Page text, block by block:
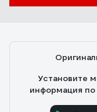
Евгений Б.
Изготовлено
Установите
информация по